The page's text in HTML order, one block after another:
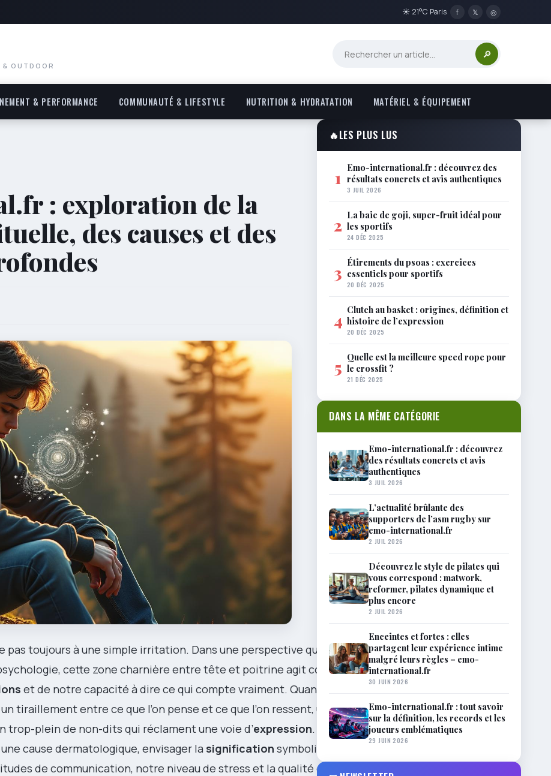
☀ 21°C Paris f 𝕏 ◎
OUTDOOR
🔎
& PERFORMANCE COMMUNAUTÉ & LIFESTYLE NUTRITION & HYDRATATION MATÉRIEL & ÉQUIPEMENT
: exploration de la
des causes et des
pas toujours à une simple irritation. Dans une perspective qui relie
cette zone charnière entre tête et poitrine agit comme
et de notre capacité à dire ce qui compte vraiment. Quand ça
tiraillement entre ce que l’on pense et ce que l’on ressent, une
trop-plein de non-dits qui réclament une voie d’expression. Sans
cause dermatologique, envisager la signification symbolique
de communication, notre niveau de stress et la qualité de
🔥LES PLUS LUS
1 Emo-international.fr : découvrez des
résultats concrets et avis authentiques
3 JUIL 2026
2 La baie de goji, super-fruit idéal pour
les sportifs
24 DÉC 2025
3 Étirements du psoas : exercices
essentiels pour sportifs
20 DÉC 2025
4 Clutch au basket : origines, définition et
histoire de l’expression
20 DÉC 2025
5 Quelle est la meilleure speed rope pour
le crossfit ?
21 DÉC 2025
DANS LA MÊME CATÉGORIE
Emo-international.fr : découvrez
des résultats concrets et avis
authentiques
3 JUIL 2026
L’actualité brûlante des
supporters de l’asm rugby sur
emo-international.fr
2 JUIL 2026
Découvrez le style de pilates qui
vous correspond : matwork,
reformer, pilates dynamique et
plus encore
2 JUIL 2026
Enceintes et fortes : elles
partagent leur expérience intime
malgré leurs règles – emo-
international.fr
30 JUIN 2026
Emo-international.fr : tout savoir
sur la définition, les records et les
joueurs emblématiques
29 JUIN 2026